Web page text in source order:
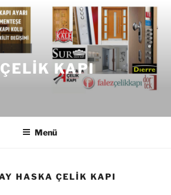
KAPI
Menü
HASKA ÇELIK KAPI